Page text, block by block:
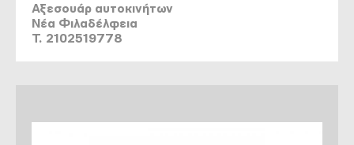
Αξεσουάρ αυτοκινήτων
Νέα Φιλαδέλφεια
T. 2102519778